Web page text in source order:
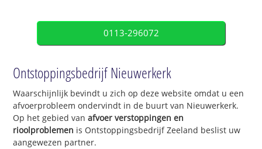
0113-296072
Ontstoppingsbedrijf Nieuwerkerk
Waarschijnlijk bevindt u zich op deze website omdat u een
afvoerprobleem ondervindt in de buurt van Nieuwerkerk.
Op het gebied vanafvoer verstoppingen en
rioolproblemen is Ontstoppingsbedrijf Zeeland beslist uw
aangewezen partner.